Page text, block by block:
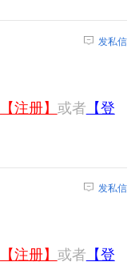
发私信
【注册】 或者 【登
发私信
【注册】 或者 【登